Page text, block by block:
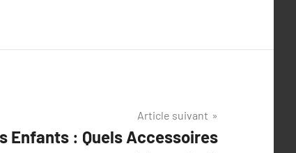
Article suivant
Enfants : Quels Accessoires